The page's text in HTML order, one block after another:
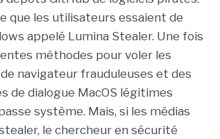
que les utilisateurs essaient de
appelé Lumina Stealer. Une fois
méthodes pour voler les
navigateur frauduleuses et des
de dialogue MacOS légitimes
système. Mais, si les médias
le chercheur en sécurité